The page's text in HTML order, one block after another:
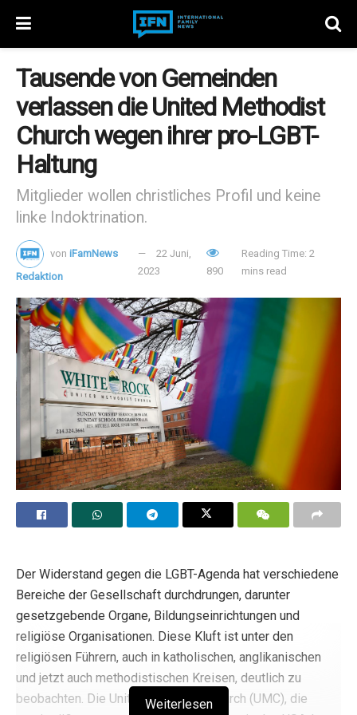
Tausende von Gemeinden
verlassen die United Methodist
Church wegen ihrer pro-LGBT-
Haltung
Mitglieder wollen christliches Profil und keine
linke Indoktrination.
von iFamNews
Redaktion
22 Juni,
2023
890
Reading Time: 2
mins read
Der Widerstand gegen die LGBT-Agenda hat verschiedene
Bereiche der Gesellschaft durchdrungen, darunter
gesetzgebende Organe, Bildungseinrichtungen und
religiöse Organisationen. Diese Kluft ist unter den
religiösen Führern, auch in katholischen, anglikanischen
und jetzt auch methodistischen Kreisen, deutlich zu
beobachten. Die United Methodist Church (UMC), die
Weiterlesen